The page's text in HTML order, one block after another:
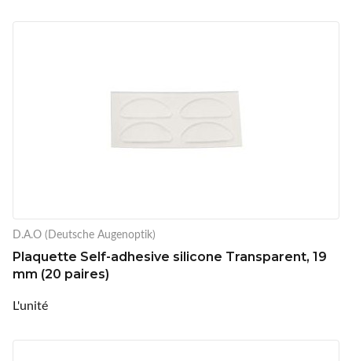
D.A.O (Deutsche Augenoptik)
Plaquette Self-adhesive silicone Transparent, 19
mm (20 paires)
L'unité